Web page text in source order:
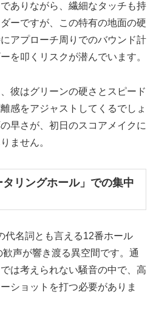
ありながら、繊細なタッチも持
ーですが、この特有の地面の硬
アプローチ周りでのバウンド計
を叩くリスクが潜んでいます。
彼はグリーンの硬さとスピード
感をアジャストしてくるでしょ
早さが、初日のスコアメイクに
ません。
リングホール」での集中
代名詞とも言える12番ホール
声が響き渡る異空間です。通
は考えられない騒音の中で、高
ショットを打つ必要がありま